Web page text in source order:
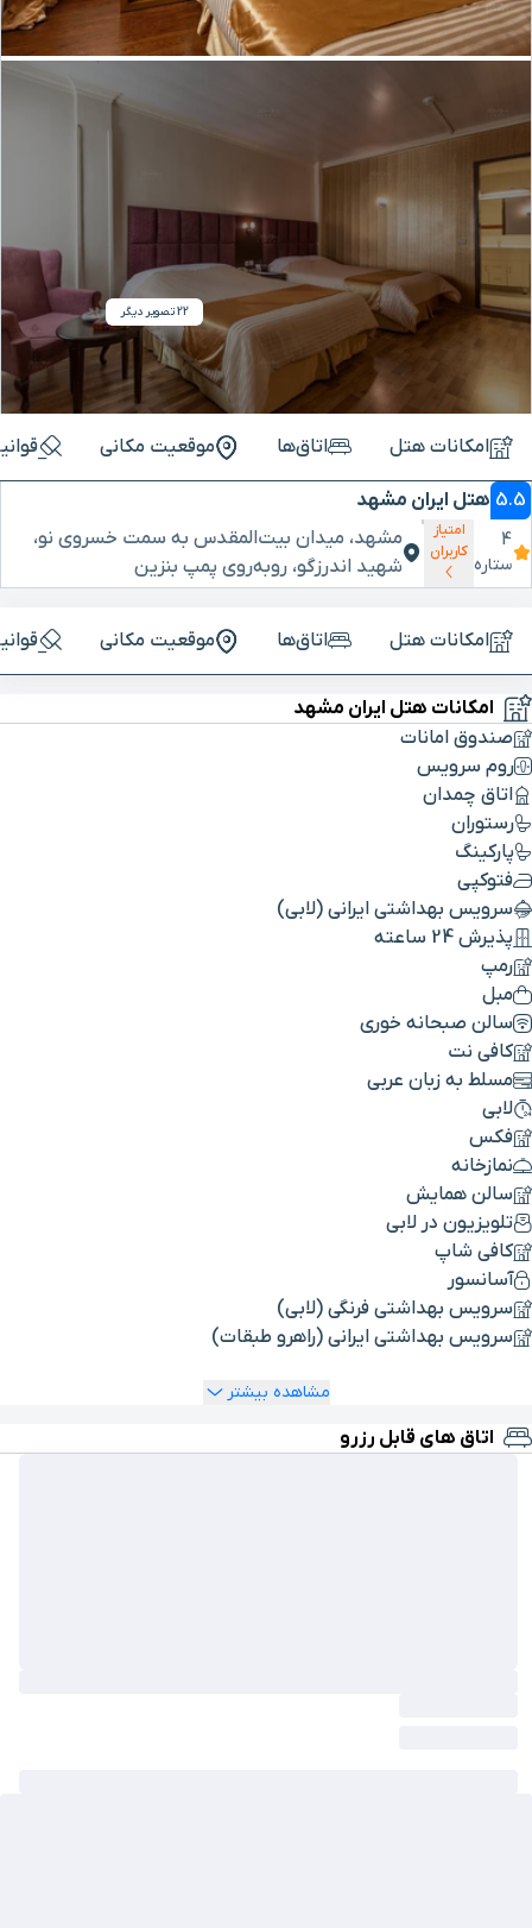
22 تصویر دیگر
امکانات هتل اتاق‌ها موقعیت مکانی
5.5 هتل ایران مشهد
4
ستاره
امتیاز
کاربران
مشهد، میدان بیت‌المقدس به سمت خسروی نو،
شهید اندرزگو، روبه‌روی پمپ بنزین
امکانات هتل اتاق‌ها موقعیت مکانی
امکانات هتل ایران مشهد
صندوق امانات
روم سرویس
اتاق چمدان
رستوران
پارکینگ
فتوکپی
سرویس بهداشتی ایرانی (لابی)
پذیرش 24 ساعته
رمپ
مبل
سالن صبحانه خوری
کافی نت
مسلط به زبان عربی
لابی
فکس
نمازخانه
سالن همایش
تلویزیون در لابی
کافی شاپ
آسانسور
سرویس بهداشتی فرنگی (لابی)
سرویس بهداشتی ایرانی (راهرو طبقات)
مشاهده بیشتر
اتاق های قابل رزرو